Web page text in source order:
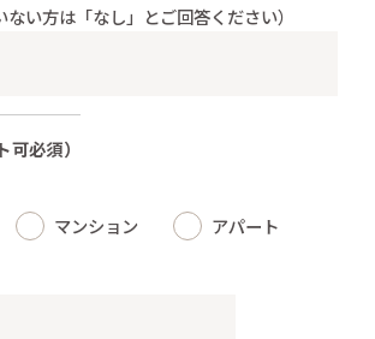
ない方は「なし」とご回答ください）
可必須）
マンション
アパート